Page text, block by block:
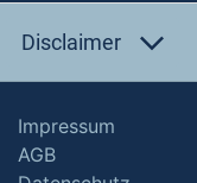
Disclaimer
Impressum
AGB